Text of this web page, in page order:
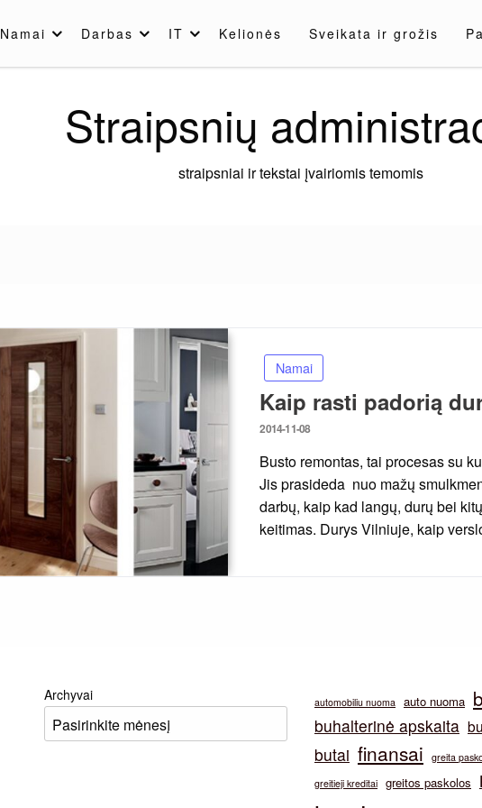
Namai Darbas IT Kelionės Sveikata ir grožis
Straipsnių
straipsniai ir tekstai įvairiomis temomis
Namai
Kaip rasti padorią
Posted
2014-11-08
Busto remontas, tai procesas su
Jis prasideda nuo mažų
darbų, kaip kad langų, durų bei
keitimas. Durys Vilniuje, kaip
Archyvai automobiliu nuoma auto nuoma
buhalterinė apskaita
butai finansai
greita
greitieji kreditai greitos paskolos